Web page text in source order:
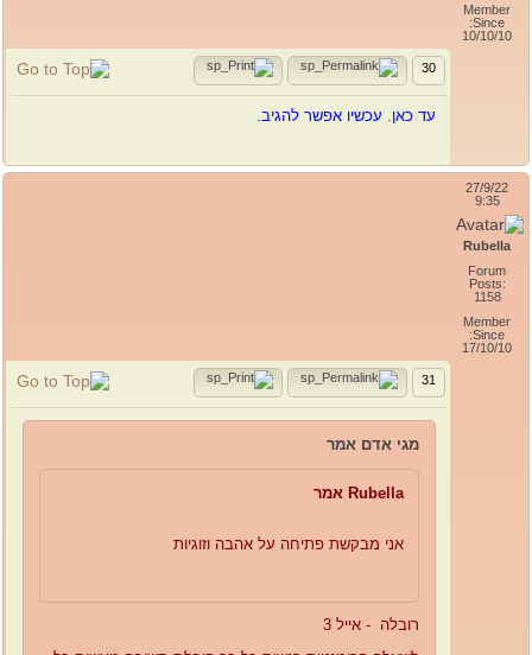
Member
Since:
10/10/10
30
עד כאן. עכשיו אפשר להגיב.
27/9/22
9:35
Rubella
Forum
Posts:
1158
Member
Since:
17/10/10
31
מגי אדם אמר
Rubella אמר
אני מבקשת פתיחה על אהבה וזוגיות
רובלה - אייל 3